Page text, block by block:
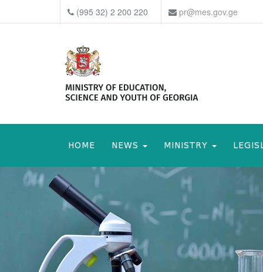
(995 32) 2 200 220 pr@mes.gov.ge
HOME NEWS MINISTRY